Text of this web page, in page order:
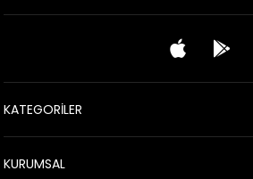
KATEGORİLER
KURUMSAL